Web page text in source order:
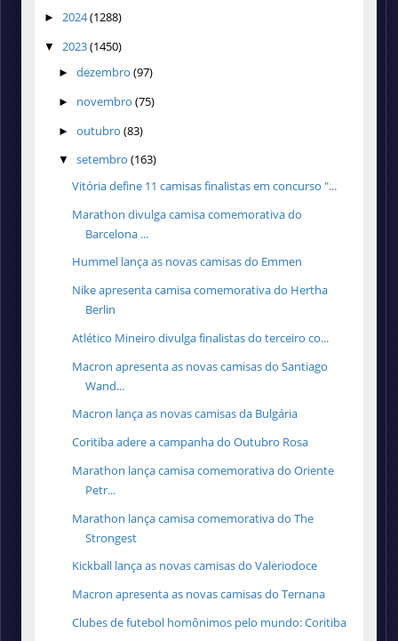
► 2024(1288)
▼ 2023(1450)
► dezembro (97)
► novembro (75)
► outubro (83)
▼ setembro (163)
Vitória define 11 camisas finalistas em concurso "...
Marathon divulga camisa comemorativa do
Barcelona ...
Hummel lança as novas camisas do Emmen
Nike apresenta camisa comemorativa do Hertha
Berlin
Atlético Mineiro divulga finalistas do terceiro co...
Macron apresenta as novas camisas do Santiago
Wand...
Macron lança as novas camisas da Bulgária
Coritiba adere a campanha do Outubro Rosa
Marathon lança camisa comemorativa do Oriente
Petr...
Marathon lança camisa comemorativa do The
Strongest
Kickball lança as novas camisas do Valeriodoce
Macron apresenta as novas camisas do Ternana
Clubes de futebol homônimos pelo mundo: Coritiba